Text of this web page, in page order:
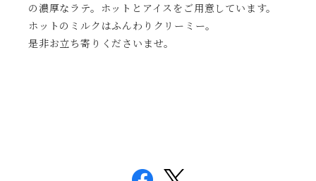
の濃厚なラテ。ホットとアイスをご用意しています。
ホットのミルクはふんわりクリーミー。
是非お立ち寄りくださいませ。